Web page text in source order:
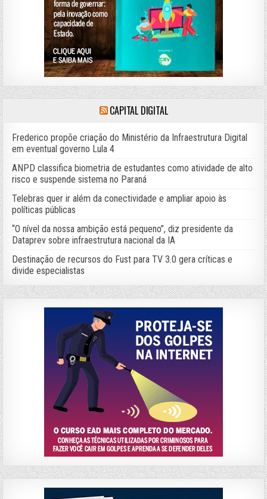
CAPITAL DIGITAL
Frederico propõe criação do Ministério da Infraestrutura Digital
em eventual governo Lula 4
ANPD classifica biometria de estudantes como atividade de alto
risco e suspende sistema no Paraná
Telebras quer ir além da conectividade e ampliar apoio às
políticas públicas
“O nível da nossa ambição está pequeno”, diz presidente da
Dataprev sobre infraestrutura nacional da IA
Destinação de recursos do Fust para TV 3.0 gera críticas e
divide especialistas